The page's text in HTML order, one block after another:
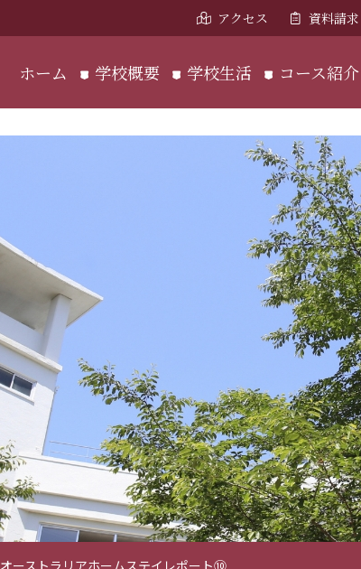
アクセス 資料請求
ホーム 学校概要 学校生活 コース紹介
オーストラリアホームステイレポート⑩